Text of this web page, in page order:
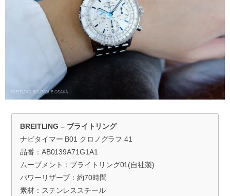
BREITLING – ブライトリング
ナビタイマー B01 クロノグラフ 41
品番：AB0139A71G1A1
ムーブメント：ブライトリング01(自社製)
パワーリザーブ：約70時間
素材：ステンレススチール